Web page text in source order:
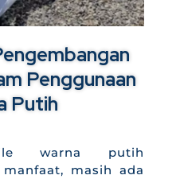
Penggunaan
Putih
warna putih
masih ada